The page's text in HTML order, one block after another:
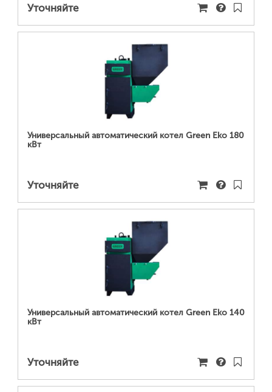
Уточняйте
ПОДРОБНЕЕ...
Универсальный автоматический котел Green Eko 180
кВт
Уточняйте
ПОДРОБНЕЕ...
Универсальный автоматический котел Green Eko 140
кВт
Уточняйте